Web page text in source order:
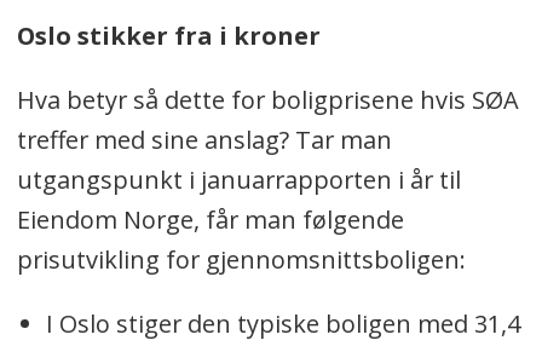
Oslo stikker fra i kroner
Hva betyr så dette for boligprisene hvis SØA
treffer med sine anslag? Tar man
utgangspunkt i januarrapporten i år til
Eiendom Norge, får man følgende
prisutvikling for gjennomsnittsboligen:
I Oslo stiger den typiske boligen med 31,4